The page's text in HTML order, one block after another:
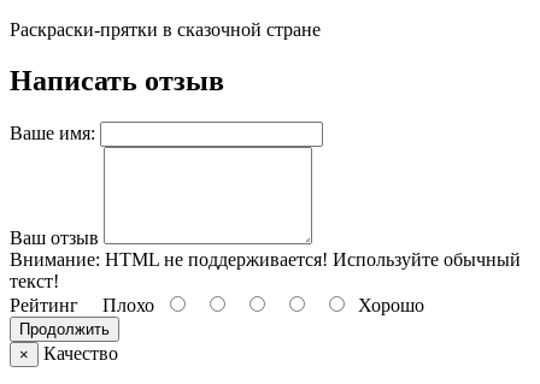
Раскраски-прятки в сказочной стране
Написать отзыв
Ваше имя:
Ваш отзыв
Внимание: HTML не поддерживается! Используйте обычный
текст!
Рейтинг Плохо Хорошо
Продолжить
×
Качество